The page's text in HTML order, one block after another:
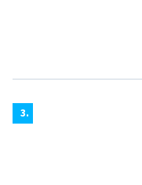
3.